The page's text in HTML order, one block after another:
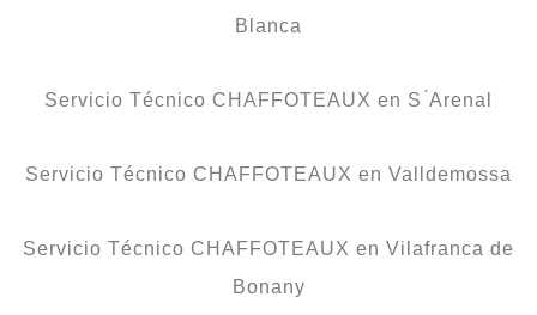
Blanca
Servicio Técnico CHAFFOTEAUX en S ́Arenal
Servicio Técnico CHAFFOTEAUX en Valldemossa
Servicio Técnico CHAFFOTEAUX en Vilafranca de
Bonany